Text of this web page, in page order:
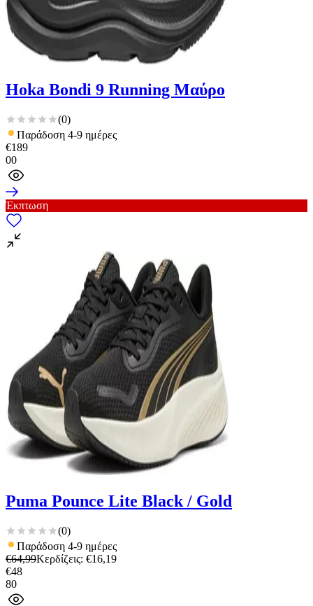
Hoka Bondi 9 Running Μαύρο
(0)
Παράδοση 4-9 ημέρες
€189
00
Έκπτωση
Puma Pounce Lite Black / Gold
(0)
Παράδοση 4-9 ημέρες
€64,99Κερδίζεις: €16,19
€48
80